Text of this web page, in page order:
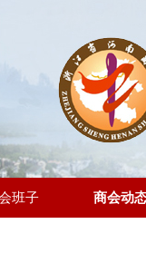
班子 商会动